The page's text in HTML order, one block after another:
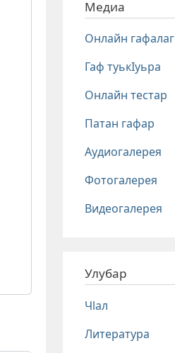
Медиа
Онлайн гафалаг
Гаф туькIуьра
Онлайн тестар
Патан гафар
Аудиогалерея
Фотогалерея
Видеогалерея
Улубар
Чlал
Литература